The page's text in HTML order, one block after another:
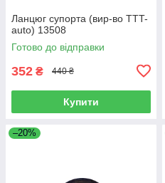
Ланцюг супорта (вир-во TTT-
auto) 13508
Готово до відправки
352 ₴ 440 ₴
Купити
–20%